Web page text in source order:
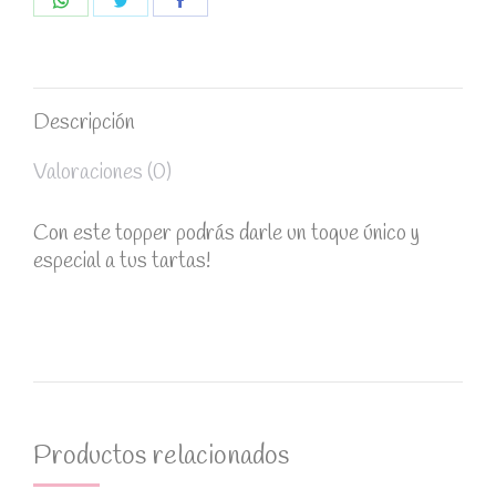
Descripción
Valoraciones (0)
Con este topper podrás darle un toque único y
especial a tus tartas!
Productos relacionados